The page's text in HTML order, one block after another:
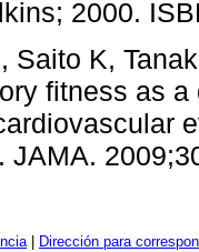
2000.
Saito K,
fitness as
JAMA.
| Dirección para